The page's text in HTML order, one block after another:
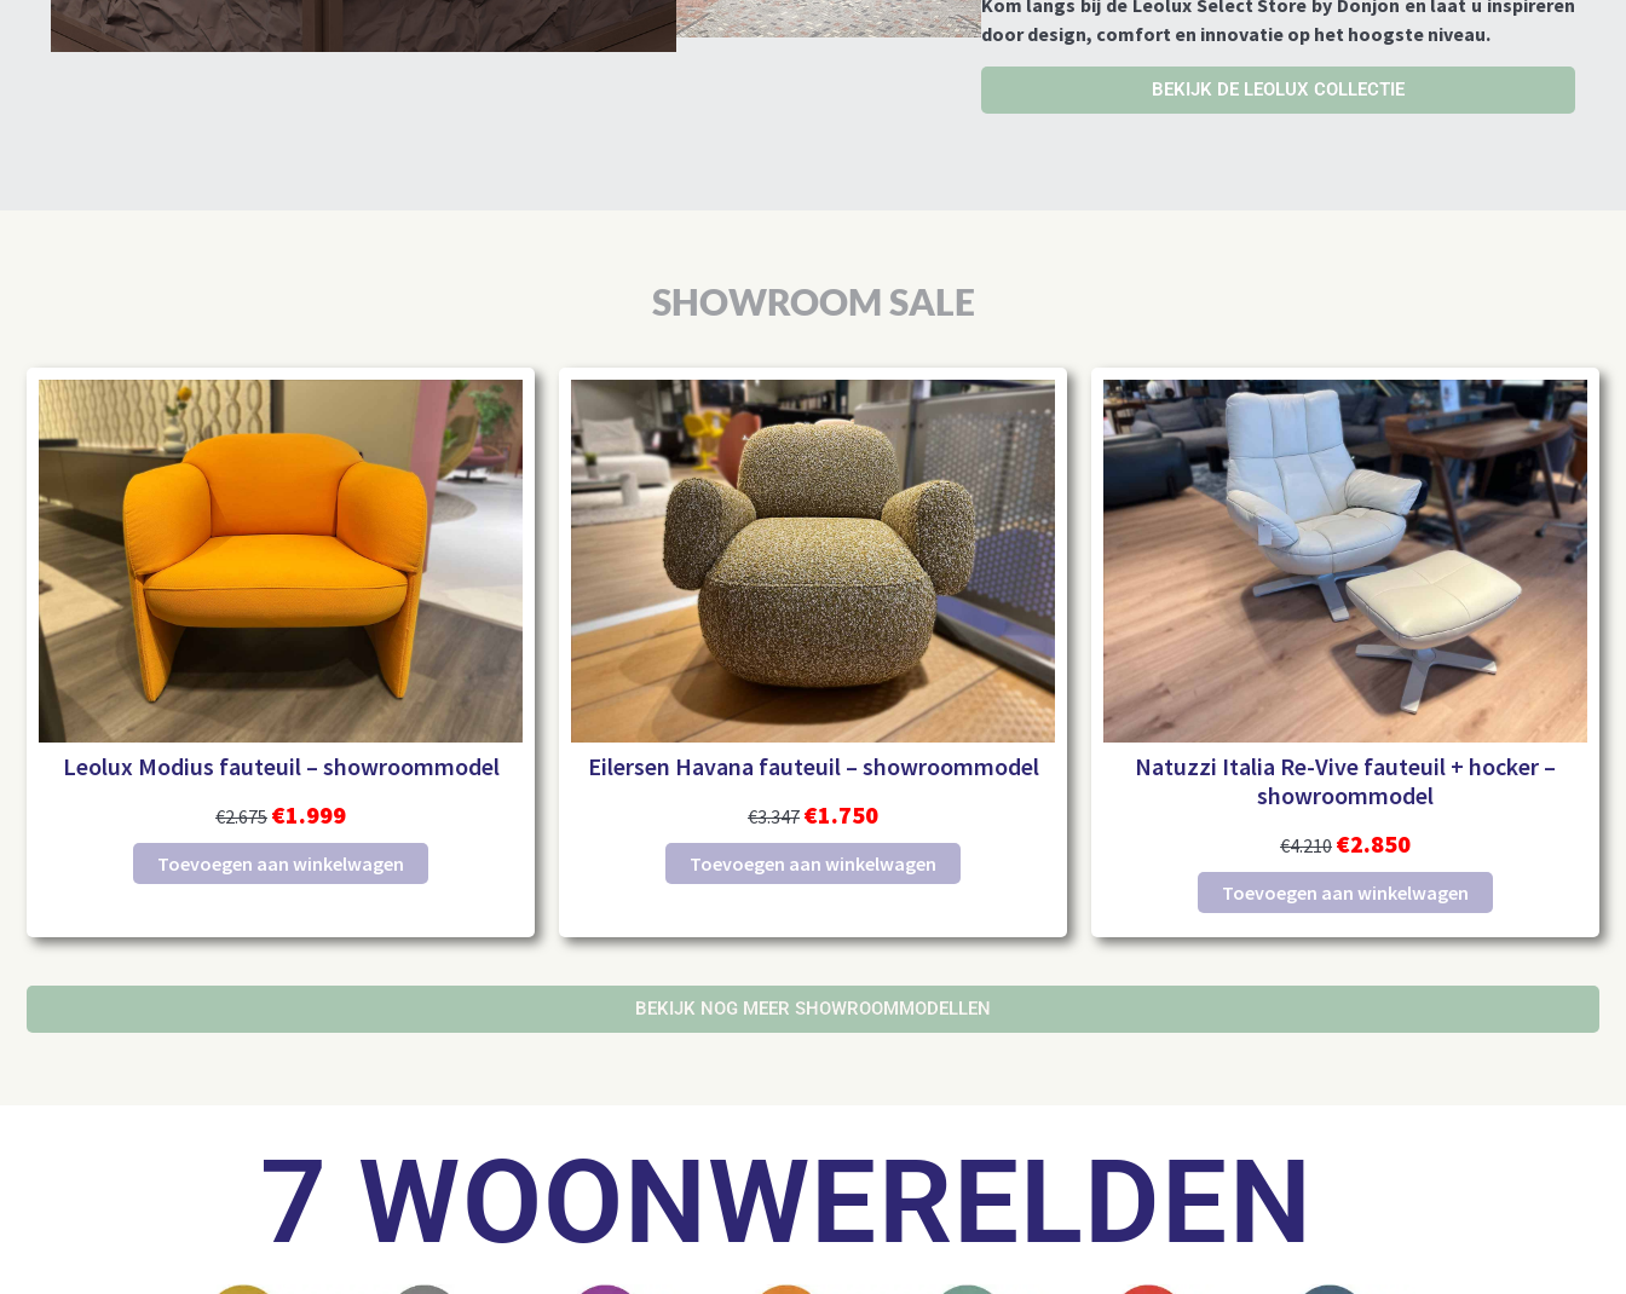
Kom langs bij de Leolux Select Store by Donjon en laat u inspireren
door design, comfort en innovatie op het hoogste niveau.
BEKIJK DE LEOLUX COLLECTIE
SHOWROOM SALE
Leolux Modius fauteuil – showroommodel
€2.675 €1.999
Toevoegen aan winkelwagen
Eilersen Havana fauteuil – showroommodel
€3.347 €1.750
Toevoegen aan winkelwagen
Natuzzi Italia Re-Vive fauteuil + hocker –
showroommodel
€4.210 €2.850
Toevoegen aan winkelwagen
BEKIJK NOG MEER SHOWROOMMODELLEN
7 WOONWERELDEN